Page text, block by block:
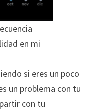
en mi
si eres un poco
un problema con tu
con tu